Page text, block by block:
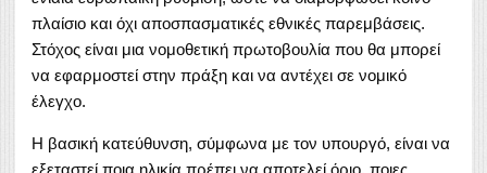
πλαίσιο και όχι αποσπασματικές εθνικές παρεμβάσεις.
Στόχος είναι μια νομοθετική πρωτοβουλία που θα μπορεί
να εφαρμοστεί στην πράξη και να αντέχει σε νομικό
έλεγχο.
Η βασική κατεύθυνση, σύμφωνα με τον υπουργό, είναι να
εξεταστεί ποια ηλικία πρέπει να αποτελεί όριο, ποιες